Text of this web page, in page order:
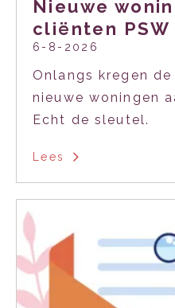
Nieuwe
cliënten
6-8-2026
Onlangs kregen
nieuwe woningen
Echt de sleutel.
Lees